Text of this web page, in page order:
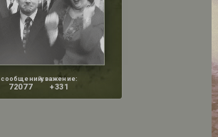
сообщений:
72077
уважение:
+331